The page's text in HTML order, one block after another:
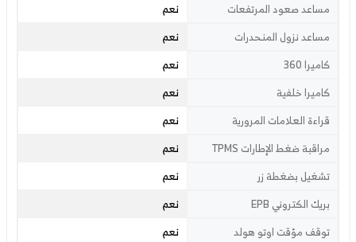
مساعد صعود المرتفعات نعم
مساعد نزول المنحدرات نعم
كاميرا 360 نعم
كاميرا خلفية نعم
قراءة العلامات المرورية نعم
مراقبة ضغط الإطارات TPMS نعم
تشغيل بضغطة زر نعم
بريك الكتروني EPB نعم
توقف مؤقت اوتو هولد نعم